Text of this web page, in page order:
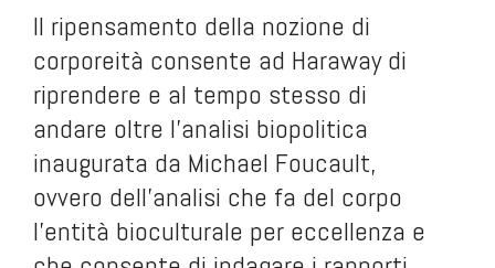
Il ripensamento della nozione di
corporeità consente ad Haraway di
riprendere e al tempo stesso di
andare oltre l’analisi biopolitica
inaugurata da Michael Foucault,
ovvero dell’analisi che fa del corpo
l’entità bioculturale per eccellenza e